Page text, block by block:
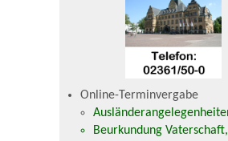
Online-Terminvergabe
Beurkundung